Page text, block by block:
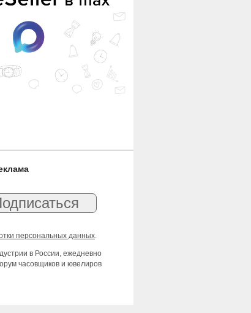
персональных данных.
в России, ежедневно
часовщиков и ювелиров